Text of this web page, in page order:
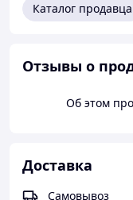
Вадул-луй-Водэ
Вулканешты
Днестровск
Дондюшаны
Каталог продавца
Отзывы о
Об этом
Доставка
Самовывоз